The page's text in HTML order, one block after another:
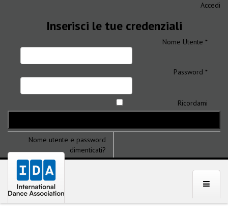
Accedi
Inserisci le tue credenziali
Nome Utente *
Password *
Ricordami
Nome utente e password
dimenticati?